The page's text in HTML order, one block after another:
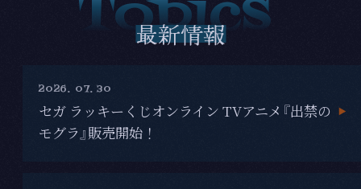
最新情報
2026. 07. 30
セガ ラッキーくじオンライン TVアニメ『出禁の
モグラ』販売開始！